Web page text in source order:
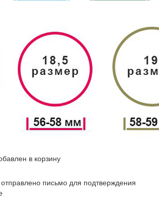
в корзину
письмо для подтверждения